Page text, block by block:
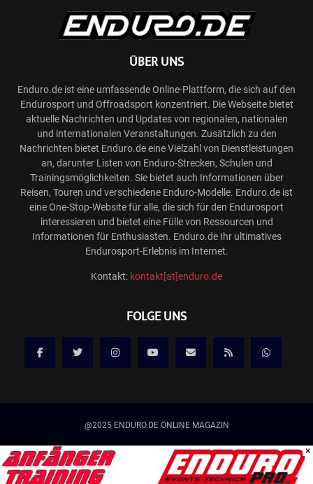
ÜBER UNS
Enduro.de ist eine umfassende Online-Plattform, die sich auf den
Endurosport und Offroadsport konzentriert. Die Webseite bietet
aktuelle Nachrichten und Updates von regionalen, nationalen
und internationalen Veranstaltungen. Zusätzlich zu den
Nachrichten bietet Enduro.de eine Vielzahl von Dienstleistungen
an, darunter Listen von Enduro-Strecken, Schulen und
Trainingsmöglichkeiten. Sie bietet auch Informationen über
Reisen, Touren und verschiedene Enduro-Modelle. Enduro.de ist
eine One-Stop-Website für alle, die sich für den Endurosport
interessieren und bietet eine Fülle von Ressourcen und
Informationen für Enthusiasten. Enduro.de Ihr ultimatives
Endurosport-Erlebnis im Internet.
Kontakt: kontakt[at]enduro.de
FOLGE UNS
@2025 ENDURO.DE ONLINE MAGAZIN
Kontakt
Mediadaten/Werbung
Allgemeine Geschäftsbedingungen
Impressum
×